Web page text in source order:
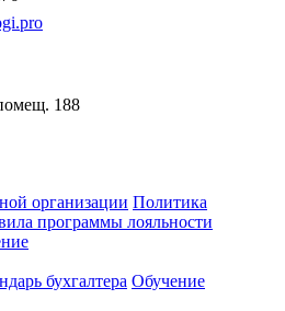
188
организации Политика
программы лояльности
бухгалтера Обучение